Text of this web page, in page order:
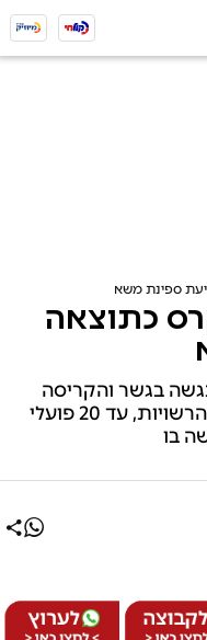
ספינת משא
כתוצאה
בגשר והקריסה
אותו. מכוניות נפלו לתוך המים. לפי הרשויות, עד 20 פועלי
בו